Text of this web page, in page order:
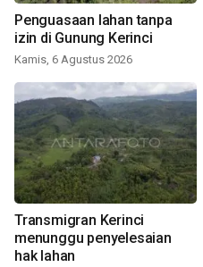
Penguasaan lahan tanpa
izin di Gunung Kerinci
Kamis, 6 Agustus 2026
Transmigran Kerinci
menunggu penyelesaian
hak lahan